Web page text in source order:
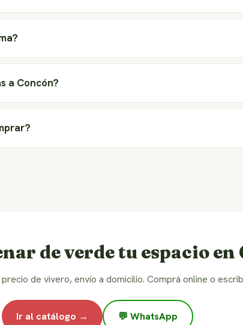
a Concón?
de verde tu espacio en
de vivero, envío a domicilio. Comprá online o
Ir al catálogo → 💬 WhatsApp